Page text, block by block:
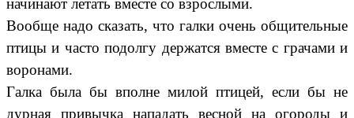
Вообще надо сказать, что галки очень общительные
птицы и часто подолгу держатся вместе с грачами и
воронами.
Галка была бы вполне милой птицей, если бы не
дурная привычка нападать весной на огороды и